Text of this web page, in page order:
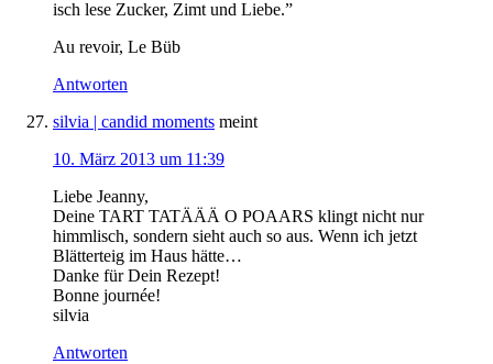
isch lese Zucker, Zimt und Liebe.”
Au revoir, Le Büb
Antworten
silvia | candid moments meint
10. März 2013 um 11:39
Liebe Jeanny,
Deine TART TATÄÄÄ O POAARS klingt nicht nur
himmlisch, sondern sieht auch so aus. Wenn ich jetzt
Blätterteig im Haus hätte…
Danke für Dein Rezept!
Bonne journée!
silvia
Antworten